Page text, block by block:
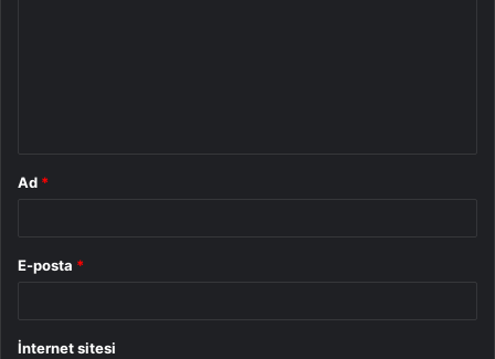
Ad *
E-posta *
İnternet sitesi